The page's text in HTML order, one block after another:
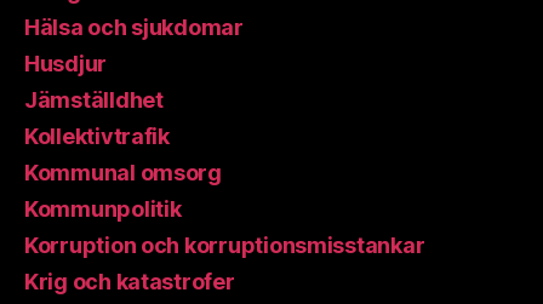
Hälsa och sjukdomar
Husdjur
Jämställdhet
Kollektivtrafik
Kommunal omsorg
Kommunpolitik
Korruption och korruptionsmisstankar
Krig och katastrofer